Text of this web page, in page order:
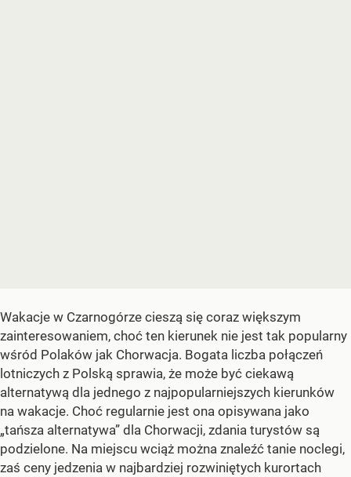
Wakacje w Czarnogórze cieszą się coraz większym
zainteresowaniem, choć ten kierunek nie jest tak popularny
wśród Polaków jak Chorwacja. Bogata liczba połączeń
lotniczych z Polską sprawia, że może być ciekawą
alternatywą dla jednego z najpopularniejszych kierunków
na wakacje. Choć regularnie jest ona opisywana jako
„tańsza alternatywa” dla Chorwacji, zdania turystów są
podzielone. Na miejscu wciąż można znaleźć tanie noclegi,
zaś ceny jedzenia w najbardziej rozwiniętych kurortach